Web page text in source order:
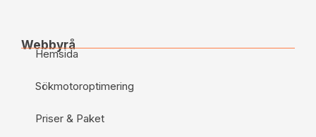
Webbyrå
Hemsida
Sökmotoroptimering
Priser & Paket